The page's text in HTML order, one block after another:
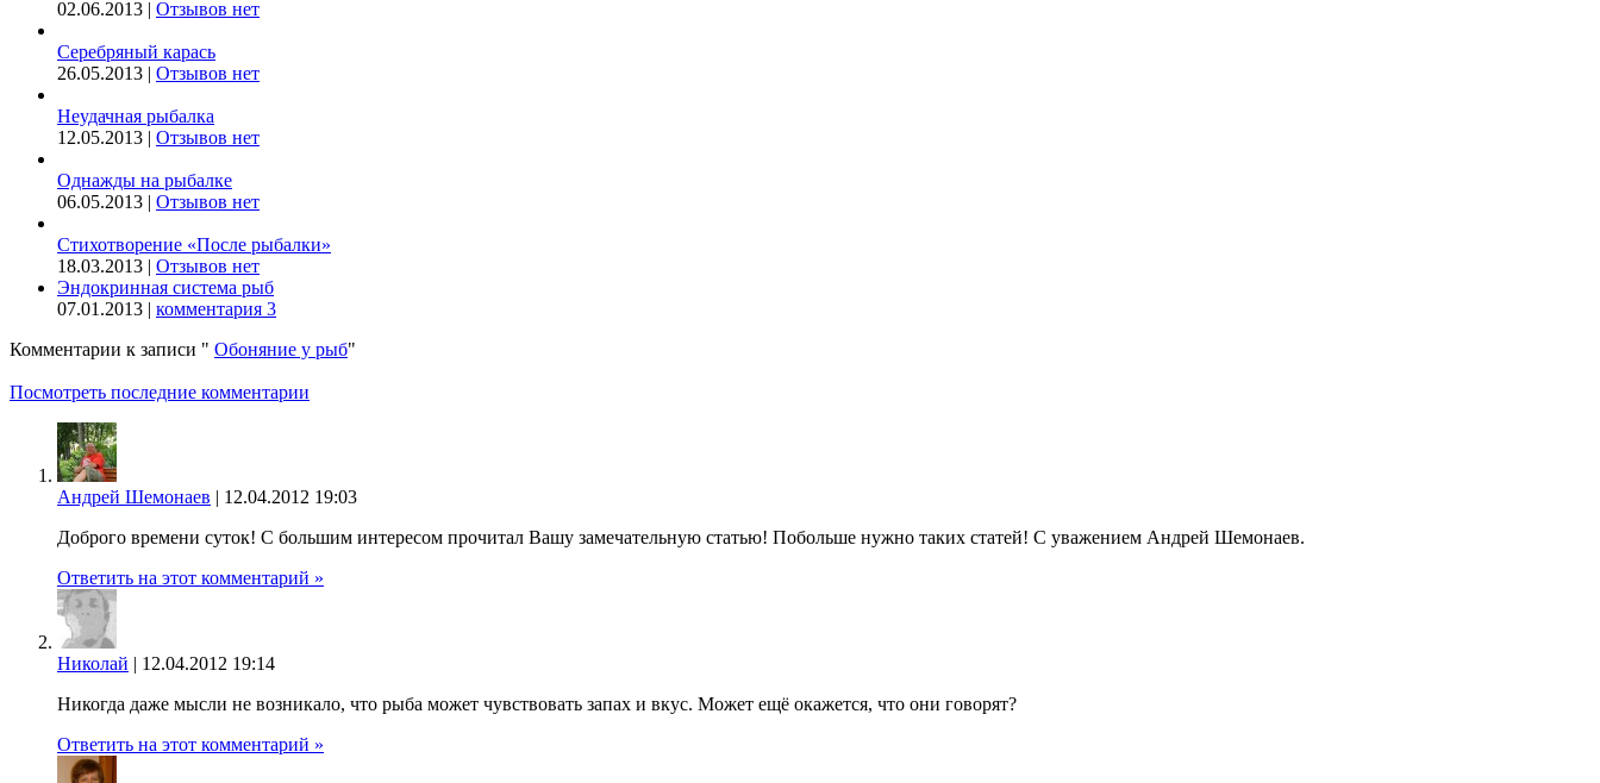
02.06.2013 | Отзывов нет
Серебряный карась
26.05.2013 | Отзывов нет
Неудачная рыбалка
12.05.2013 | Отзывов нет
Однажды на рыбалке
06.05.2013 | Отзывов нет
Стихотворение «После рыбалки»
18.03.2013 | Отзывов нет
Эндокринная система рыб
07.01.2013 | комментария 3
Комментарии к записи " Обоняние у рыб"
Посмотреть последние комментарии
Андрей Шемонаев | 12.04.2012 19:03
Доброго времени суток! С большим интересом прочитал Вашу замечательную статью! Побольше нужно таких статей! С уважением Андрей Шемонаев.
Ответить на этот комментарий »
Николай | 12.04.2012 19:14
Никогда даже мысли не возникало, что рыба может чувствовать запах и вкус. Может ещё окажется, что они говорят?
Ответить на этот комментарий »